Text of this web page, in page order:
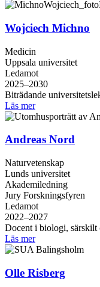
Wojciech Michno
Medicin
Uppsala universitet
Ledamot
2025–2030
Biträdande
Läs mer
Andreas Nord
Naturvetenskap
Lunds universitet
Akademiledning
Jury Forskningsfyren
Ledamot
2022–2027
Docent i biologi,
Läs mer
Olle Risberg